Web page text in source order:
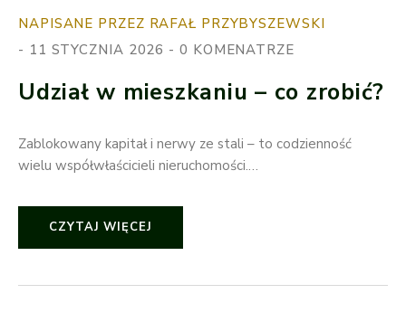
NAPISANE PRZEZ RAFAŁ PRZYBYSZEWSKI
11 STYCZNIA 2026
0 KOMENATRZE
Udział w mieszkaniu – co zrobić?
Zablokowany kapitał i nerwy ze stali – to codzienność
wielu współwłaścicieli nieruchomości.…
CZYTAJ WIĘCEJ